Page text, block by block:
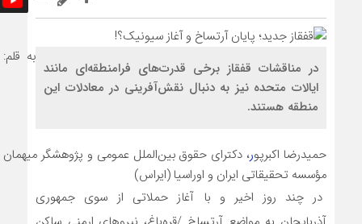
در مناقشات قفقاز برخی قدرت‌های فرامنطقه‌ای مانند
ایالات متحده نیز به دنبال نقش‌آفرینی در معادلات این
منطقه هستند.
به قلم:
حمیدرضا اکبرپور، دکترای حقوق بین‌الملل عمومی و پژوهشگر میهمان
مؤسسه تحقیقاتی ایران و اوراسیا (ایراس)
در چند روز اخیر و با آغاز حملاتی از سوی جمهوری